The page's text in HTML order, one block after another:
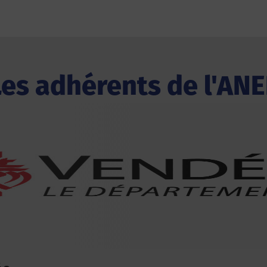
adhérents de